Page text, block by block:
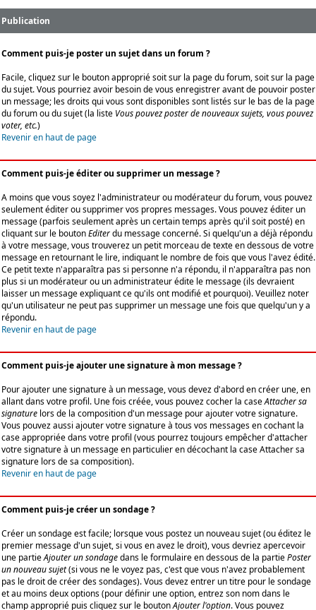
Publication
Comment puis-je poster un sujet dans un forum ?
Facile, cliquez sur le bouton approprié soit sur la page du forum, soit sur la page
du sujet. Vous pourriez avoir besoin de vous enregistrer avant de pouvoir poster
un message; les droits qui vous sont disponibles sont listés sur le bas de la page
du forum ou du sujet (la liste Vous pouvez poster de nouveaux sujets, vous pouvez
voter, etc.)
Revenir en haut de page
Comment puis-je éditer ou supprimer un message ?
A moins que vous soyez l'administrateur ou modérateur du forum, vous pouvez
seulement éditer ou supprimer vos propres messages. Vous pouvez éditer un
message (parfois seulement après un certain temps après qu'il soit posté) en
cliquant sur le boutonEditerdu message concerné. Si quelqu'un a déjà répondu
à votre message, vous trouverez un petit morceau de texte en dessous de votre
message en retournant le lire, indiquant le nombre de fois que vous l'avez édité.
Ce petit texte n'apparaîtra pas si personne n'a répondu, il n'apparaîtra pas non
plus si un modérateur ou un administrateur édite le message (ils devraient
laisser un message expliquant ce qu'ils ont modifié et pourquoi). Veuillez noter
qu'un utilisateur ne peut pas supprimer un message une fois que quelqu'un y a
répondu.
Revenir en haut de page
Comment puis-je ajouter une signature à mon message ?
Pour ajouter une signature à un message, vous devez d'abord en créer une, en
allant dans votre profil. Une fois créée, vous pouvez cocher la caseAttacher sa
signature lors de la composition d'un message pour ajouter votre signature.
Vous pouvez aussi ajouter votre signature à tous vos messages en cochant la
case appropriée dans votre profil (vous pourrez toujours empêcher d'attacher
votre signature à un message en particulier en décochant la case Attacher sa
signature lors de sa composition).
Revenir en haut de page
Comment puis-je créer un sondage ?
Créer un sondage est facile; lorsque vous postez un nouveau sujet (ou éditez le
premier message d'un sujet, si vous en avez le droit), vous devriez apercevoir
une partieAjouter un sondagedans le formulaire en dessous de la partiePoster
un nouveau sujet(si vous ne le voyez pas, c'est que vous n'avez probablement
pas le droit de créer des sondages). Vous devez entrer un titre pour le sondage
et au moins deux options (pour définir une option, entrez son nom dans le
champ approprié puis cliquez sur le boutonAjouter l'option. Vous pouvez